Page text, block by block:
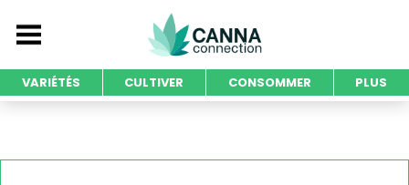
VARIÉTÉS CULTIVER CONSOMMER PLUS